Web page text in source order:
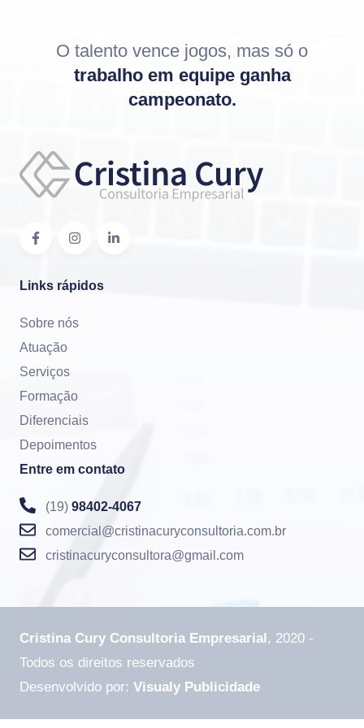
O talento vence jogos, mas só o
trabalho em equipe ganha
campeonato.
Links rápidos
Sobre nós
Atuação
Serviços
Formação
Diferenciais
Depoimentos
Entre em contato
(19) 98402-4067
comercial@cristinacuryconsultoria.com.br
cristinacuryconsultora@gmail.com
Cristina Cury Consultoria Empresarial, 2020 -
Todos os direitos reservados
Desenvolvido por: Visualy Publicidade